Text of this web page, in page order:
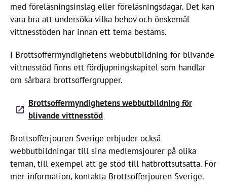
med föreläsningsinslag eller föreläsningsdagar. Det kan
vara bra att undersöka vilka behov och önskemål
vittnesstöden har innan ett tema bestäms.
I Brottsoffermyndighetens webbutbildning för blivande
vittnesstöd finns ett fördjupningskapitel som handlar
om sårbara brottsoffergrupper.
Brottsoffermyndighetens webbutbildning för
blivande vittnesstöd
Brottsofferjouren Sverige erbjuder också
webbutbildningar till sina medlemsjourer på olika
teman, till exempel att ge stöd till hatbrottsutsatta. För
mer information, kontakta Brottsofferjouren Sverige.